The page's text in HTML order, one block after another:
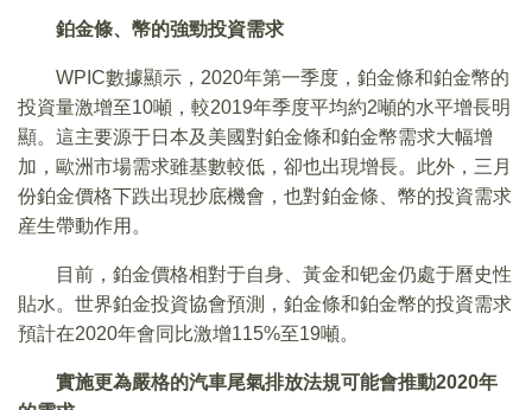
鉑金條、幣的強勁投資需求
WPIC數據顯示，2020年第一季度，鉑金條和鉑金幣的
投資量激增至10噸，較2019年季度平均約2噸的水平增長明
顯。這主要源于日本及美國對鉑金條和鉑金幣需求大幅增
加，歐洲市場需求雖基數較低，卻也出現增長。此外，三月
份鉑金價格下跌出現抄底機會，也對鉑金條、幣的投資需求
産生帶動作用。
目前，鉑金價格相對于自身、黃金和钯金仍處于曆史性
貼水。世界鉑金投資協會預測，鉑金條和鉑金幣的投資需求
預計在2020年會同比激增115%至19噸。
實施更為嚴格的汽車尾氣排放法規可能會推動2020年